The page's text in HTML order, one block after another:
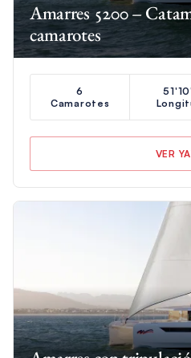
Amarres 5200 –
camarotes
6
Camarotes
VER